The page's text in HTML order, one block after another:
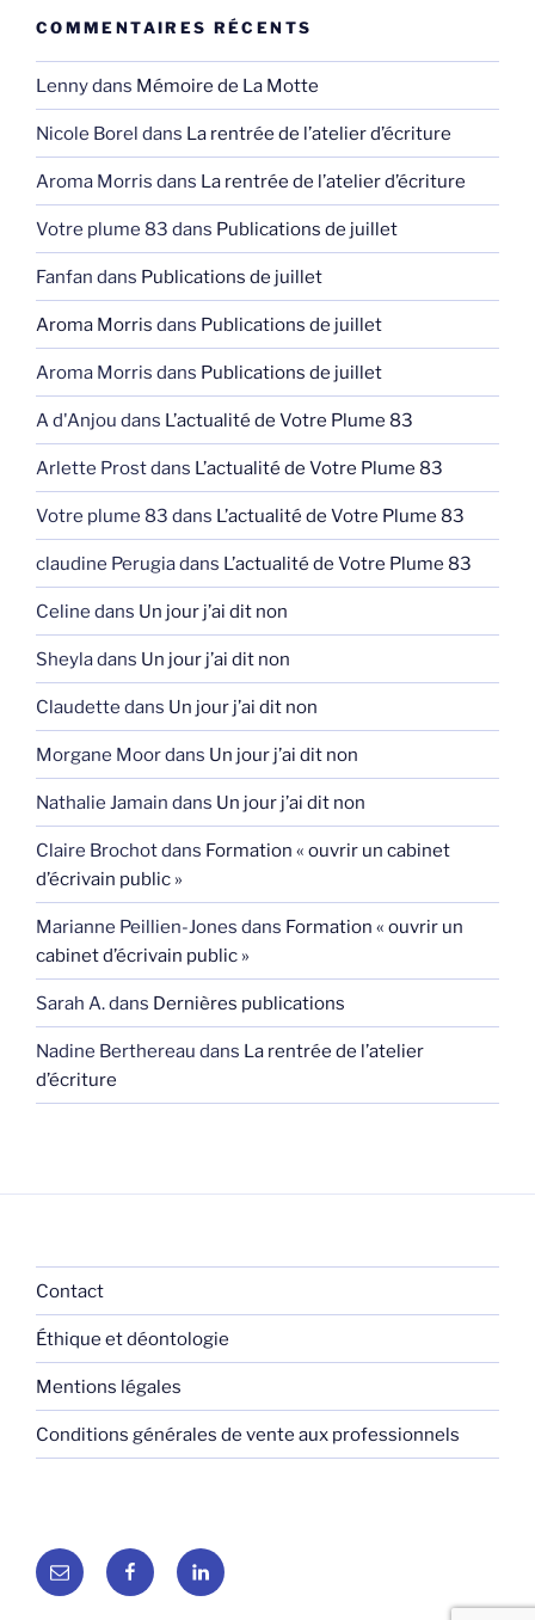
COMMENTAIRES RÉCENTS
Lennydans Mémoire de La Motte
Nicole Borel dans La rentrée de l’atelier d’écriture
Aroma Morris dans La rentrée de l’atelier d’écriture
Votre plume 83 dans Publications de juillet
Fanfan dans Publications de juillet
Aroma Morris dans Publications de juillet
Aroma Morris dans Publications de juillet
A d'Anjou dans L’actualité de Votre Plume 83
Arlette Prostdans L’actualité de Votre Plume 83
Votre plume 83 dans L’actualité de Votre Plume 83
claudine Perugiadans L’actualité de Votre Plume 83
Celine dans Un jour j’ai dit non
Sheyladans Un jour j’ai dit non
Claudette dans Un jour j’ai dit non
Morgane Moordans Un jour j’ai dit non
Nathalie Jamain dans Un jour j’ai dit non
Claire Brochotdans Formation « ouvrir un cabinet
d’écrivain public »
Marianne Peillien-Jones dans Formation « ouvrir un
cabinet d’écrivain public »
Sarah A.dans Dernières publications
Nadine Berthereau dans La rentrée de l’atelier
d’écriture
Contact
Éthique et déontologie
Mentions légales
Conditions générales de vente aux professionnels
E-
mail
FacebookLinkedIn